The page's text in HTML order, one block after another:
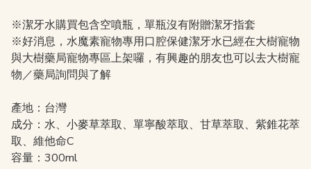
※潔牙水購買包含空噴瓶，單瓶沒有附贈潔牙指套
※好消息，水魔素寵物專用口腔保健潔牙水已經在大樹寵物
與大樹藥局寵物專區上架囉，有興趣的朋友也可以去大樹寵
物／藥局詢問與了解
產地：台灣
成分：水、小麥草萃取、單寧酸萃取、甘草萃取、紫錐花萃
取、維他命C
容量：300ml